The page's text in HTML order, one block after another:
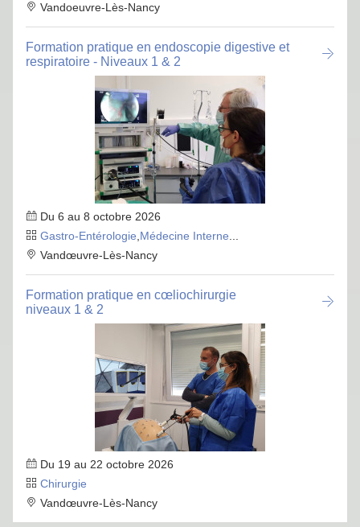
Vandoeuvre-Lès-Nancy
Formation pratique en endoscopie digestive et
respiratoire - Niveaux 1 & 2
Du 6 au 8 octobre 2026
Gastro-Entérologie Médecine Interne
Vandœuvre-Lès-Nancy
Formation pratique en cœliochirurgie
niveaux 1 & 2
Du 19 au 22 octobre 2026
Chirurgie
Vandœuvre-Lès-Nancy